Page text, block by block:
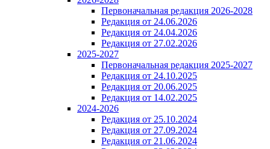
Первоначальная редакция 2026-2028
Редакция от 24.06.2026
Редакция от 24.04.2026
Редакция от 27.02.2026
2025-2027
Первоначальная редакция 2025-2027
Редакция от 24.10.2025
Редакция от 20.06.2025
Редакция от 14.02.2025
2024-2026
Редакция от 25.10.2024
Редакция от 27.09.2024
Редакция от 21.06.2024